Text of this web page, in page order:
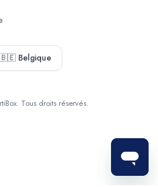
🇧🇪 Belgique
Tous droits réservés.